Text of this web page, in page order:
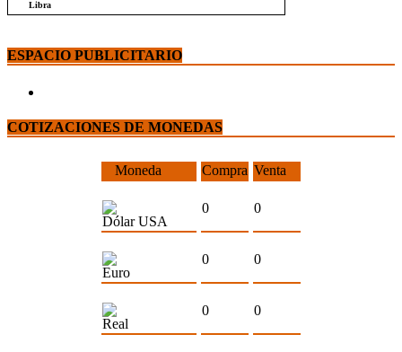
ESPACIO PUBLICITARIO
COTIZACIONES DE MONEDAS
Moneda Compra Venta
Dólar USA
0 0
Euro
0 0
Real
0 0